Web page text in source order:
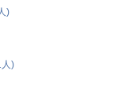
)
)